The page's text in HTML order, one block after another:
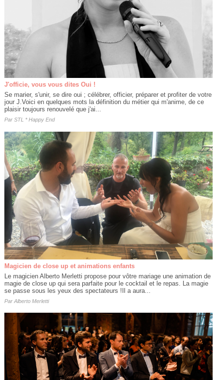
J'officie, vous vous dites Oui !
Se marier, s'unir, se dire oui ; célébrer, officier, préparer et profiter de votre
jour J.Voici en quelques mots la définition du métier qui m'anime, de ce
plaisir toujours renouvelé que j'ai...
Par STL * Happy End
Magicien de close up et animations enfants
Le magicien Alberto Merletti propose pour vôtre mariage une animation de
magie de close up qui sera parfaite pour le cocktail et le repas. La magie
se passe sous les yeux des spectateurs !Il a aura...
Par Alberto Merletti